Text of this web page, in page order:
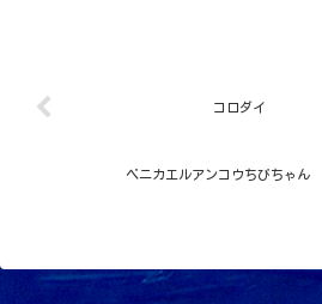
コロダイ
ベニカエルアンコウちびちゃん